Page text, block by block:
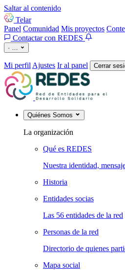
Saltar al contenido
Telar
Panel Comunidad Mis proyectos
Contactar con REDES
· …
Mi perfil Ajustes Ir al panel Cerrar
Quiénes Somos
La organización
Qué es REDES
Nuestra identidad,
Historia
Entidades socias
Las 56 entidades de la red
Personas de la red
Directorio de quienes
Mapa social